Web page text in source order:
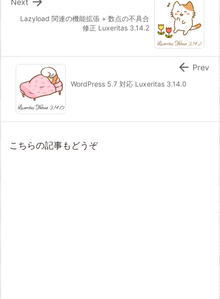
Lazyload 関連の機能拡張 + 数点の不具合
修正 Luxeritas 3.14.2
WordPress 5.7 対応 Luxeritas 3.14.0
 Prev
こちらの記事もどうぞ